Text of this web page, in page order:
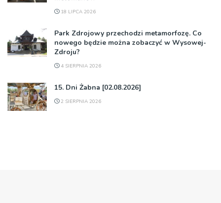
18 LIPCA 2026
Park Zdrojowy przechodzi metamorfozę. Co
nowego będzie można zobaczyć w Wysowej-
Zdroju?
4 SIERPNIA 2026
15. Dni Żabna [02.08.2026]
2 SIERPNIA 2026